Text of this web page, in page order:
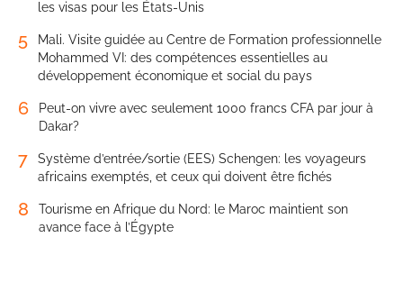
les visas pour les États-Unis
5
Mali. Visite guidée au Centre de Formation professionnelle
Mohammed VI: des compétences essentielles au
développement économique et social du pays
6
Peut-on vivre avec seulement 1000 francs CFA par jour à
Dakar?
7
Système d’entrée/sortie (EES) Schengen: les voyageurs
africains exemptés, et ceux qui doivent être fichés
8
Tourisme en Afrique du Nord: le Maroc maintient son
avance face à l’Égypte